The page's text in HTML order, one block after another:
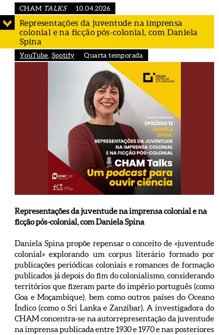
CHAM TALKS 10.04.2026
Representações da juventude na imprensa
colonial e na ficção pós-colonial, com Daniela
Spina
YouTube Spotify Quarta temporada
Representações da juventude na imprensa colonial e na
ficção pós-colonial, com Daniela Spina
Daniela Spina propõe repensar o conceito de «juventude
colonial» explorando um corpus literário formado por
publicações periódicas coloniais e romances de formação
publicados já depois do fim do colonialismo, considerando
territórios que fizeram parte do império português (como
Goa e Moçambique), bem como outros países do Oceano
Índico (como o Sri Lanka e Zanzibar). A investigadora do
CHAM concentra-se na autorrepresentação da juventude
na imprensa publicada entre 1930 e 1970 e nas posteriores